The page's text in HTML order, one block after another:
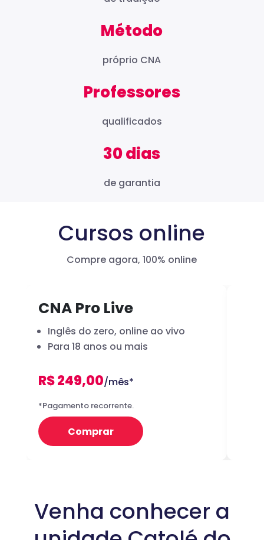
Método
próprio CNA
Professores
qualificados
30 dias
de garantia
Cursos online
Compre agora, 100% online
CNA Pro Live
Inglês do zero, online ao vivo
Para 18 anos ou mais
R$ 249,00/mês*
*Pagamento recorrente.
Comprar
Venha conhecer a